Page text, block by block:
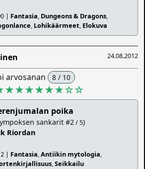
| Fantasia, Dungeons & Dragons,
, Lohikäärmeet, Elokuva
24.08.2012
arvosanan 8 / 10
☆☆
poika
sankarit #2/ 5)
Riordan
| Fantasia,Antiikin mytologia,
,Seikkailu